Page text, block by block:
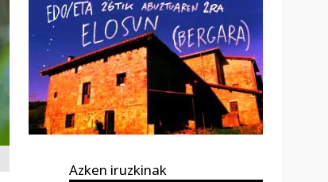
Azken iruzkinak